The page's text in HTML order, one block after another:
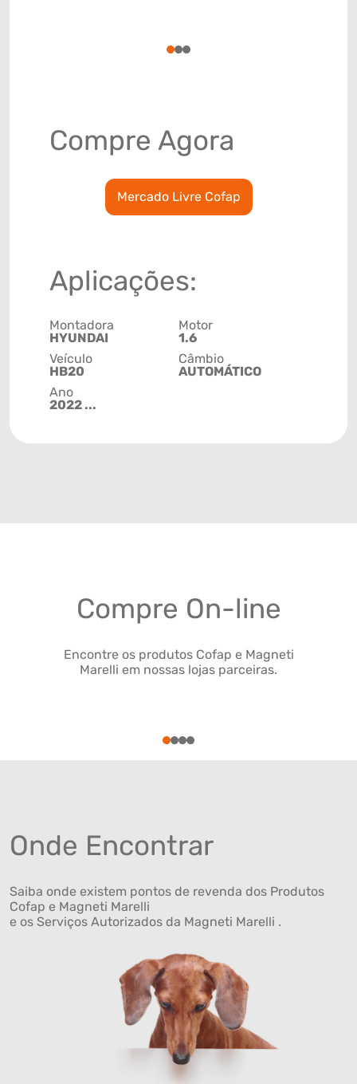
123
Compre Agora
Mercado Livre Cofap
Aplicações:
Montadora
HYUNDAI
Veículo
HB20
Ano
2022 ...
Motor
1.6
Câmbio
AUTOMÁTICO
Compre On-line
Encontre os produtos Cofap e Magneti
Marelli em nossas lojas parceiras.
1234
Onde Encontrar
Saiba onde existem pontos de revenda dos Produtos
Cofap e Magneti Marelli
e os Serviços Autorizados da Magneti Marelli .